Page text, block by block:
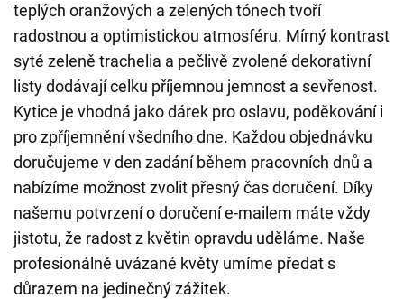
teplých oranžových a zelených tónech tvoří
radostnou a optimistickou atmosféru. Mírný kontrast
syté zeleně trachelia a pečlivě zvolené dekorativní
listy dodávají celku příjemnou jemnost a sevřenost.
Kytice je vhodná jako dárek pro oslavu, poděkování i
pro zpříjemnění všedního dne. Každou objednávku
doručujeme v den zadání během pracovních dnů a
nabízíme možnost zvolit přesný čas doručení. Díky
našemu potvrzení o doručení e-mailem máte vždy
jistotu, že radost z květin opravdu uděláme. Naše
profesionálně uvázané květy umíme předat s
důrazem na jedinečný zážitek.